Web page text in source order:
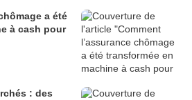
a été
à cash pour
: des